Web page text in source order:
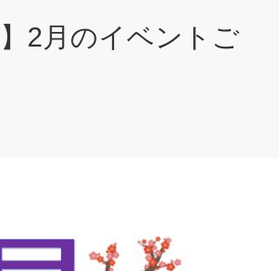
2月のイベントご